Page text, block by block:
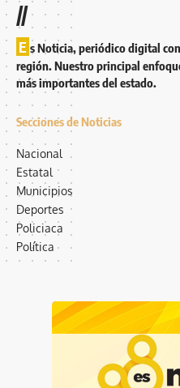
//
E s Noticia, periódico digital
región. Nuestro principal
más importantes del estado.
Secciones de Noticias
Nacional
Estatal
Municipios
Deportes
Policiaca
Política